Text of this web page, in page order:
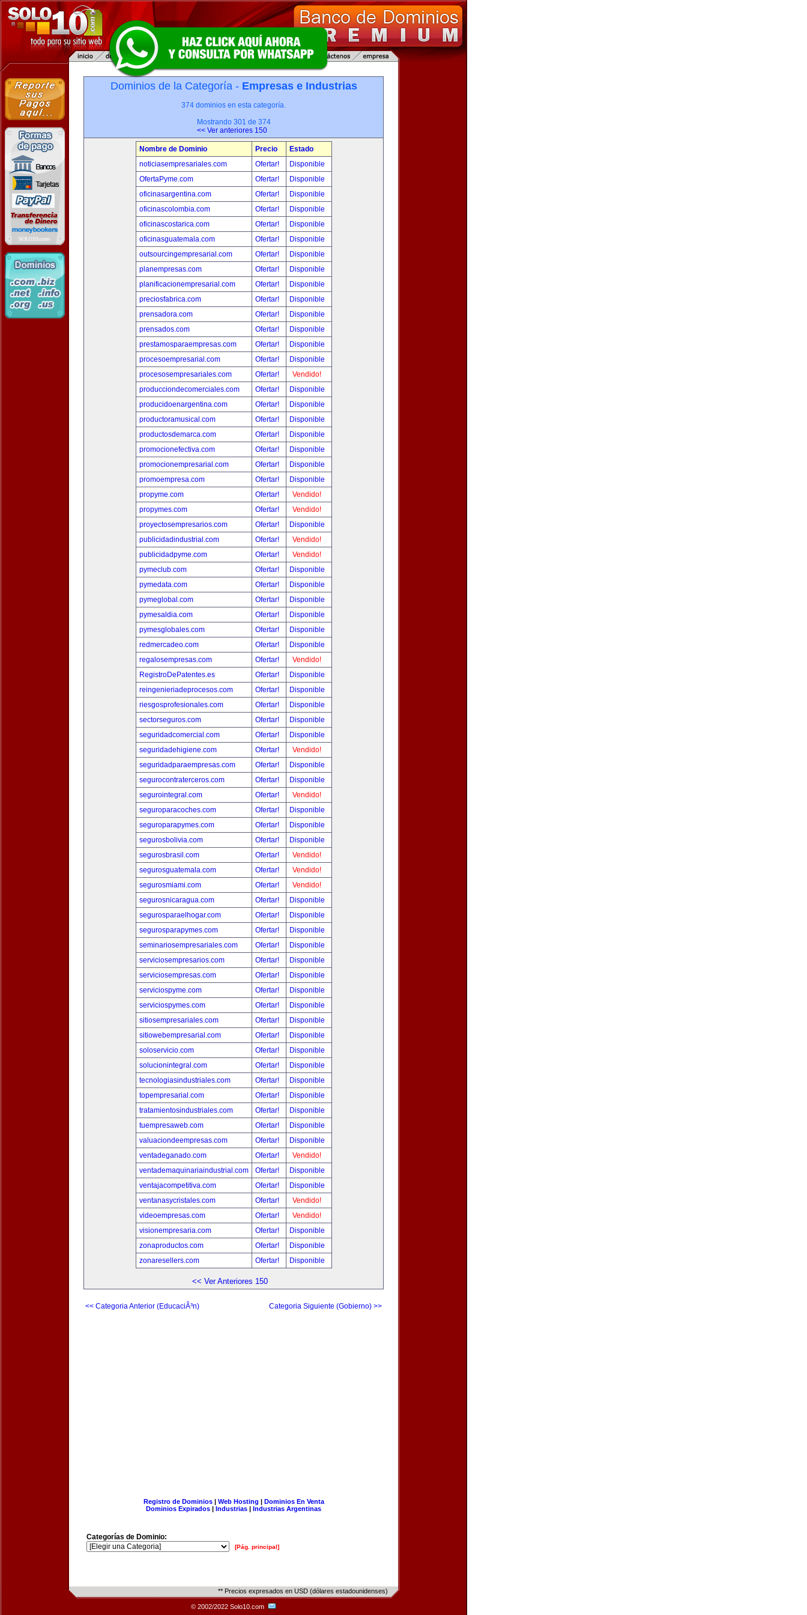
Dominios de la Categoría - Empresas e Industrias
374 dominios en esta categoría.
Mostrando 301 de 374
<< Ver anteriores 150
Nombre de Dominio Precio
Estado
noticiasempresariales.com
Ofertar!
Disponible
OfertaPyme.com
Ofertar!
Disponible
oficinasargentina.com
Ofertar!
Disponible
oficinascolombia.com
Ofertar!
Disponible
oficinascostarica.com
Ofertar!
Disponible
oficinasguatemala.com
Ofertar!
Disponible
outsourcingempresarial.com
Ofertar!
Disponible
planempresas.com
Ofertar!
Disponible
planificacionempresarial.com
Ofertar!
Disponible
preciosfabrica.com
Ofertar!
Disponible
prensadora.com
Ofertar!
Disponible
prensados.com
Ofertar!
Disponible
prestamosparaempresas.com
Ofertar!
Disponible
procesoempresarial.com
Ofertar!
Disponible
procesosempresariales.com
Ofertar!
Vendido!
producciondecomerciales.com
Ofertar!
Disponible
producidoenargentina.com
Ofertar!
Disponible
productoramusical.com
Ofertar!
Disponible
productosdemarca.com
Ofertar!
Disponible
promocionefectiva.com
Ofertar!
Disponible
promocionempresarial.com
Ofertar!
Disponible
promoempresa.com
Ofertar!
Disponible
propyme.com
Ofertar!
Vendido!
propymes.com
Ofertar!
Vendido!
proyectosempresarios.com
Ofertar!
Disponible
publicidadindustrial.com
Ofertar!
Vendido!
publicidadpyme.com
Ofertar!
Vendido!
pymeclub.com
Ofertar!
Disponible
pymedata.com
Ofertar!
Disponible
pymeglobal.com
Ofertar!
Disponible
pymesaldia.com
Ofertar!
Disponible
pymesglobales.com
Ofertar!
Disponible
redmercadeo.com
Ofertar!
Disponible
regalosempresas.com
Ofertar!
Vendido!
RegistroDePatentes.es
Ofertar!
Disponible
reingenieriadeprocesos.com
Ofertar!
Disponible
riesgosprofesionales.com
Ofertar!
Disponible
sectorseguros.com
Ofertar!
Disponible
seguridadcomercial.com
Ofertar!
Disponible
seguridadehigiene.com
Ofertar!
Vendido!
seguridadparaempresas.com
Ofertar!
Disponible
segurocontraterceros.com
Ofertar!
Disponible
segurointegral.com
Ofertar!
Vendido!
seguroparacoches.com
Ofertar!
Disponible
seguroparapymes.com
Ofertar!
Disponible
segurosbolivia.com
Ofertar!
Disponible
segurosbrasil.com
Ofertar!
Vendido!
segurosguatemala.com
Ofertar!
Vendido!
segurosmiami.com
Ofertar!
Vendido!
segurosnicaragua.com
Ofertar!
Disponible
segurosparaelhogar.com
Ofertar!
Disponible
segurosparapymes.com
Ofertar!
Disponible
seminariosempresariales.com
Ofertar!
Disponible
serviciosempresarios.com
Ofertar!
Disponible
serviciosempresas.com
Ofertar!
Disponible
serviciospyme.com
Ofertar!
Disponible
serviciospymes.com
Ofertar!
Disponible
sitiosempresariales.com
Ofertar!
Disponible
sitiowebempresarial.com
Ofertar!
Disponible
soloservicio.com
Ofertar!
Disponible
solucionintegral.com
Ofertar!
Disponible
tecnologiasindustriales.com
Ofertar!
Disponible
topempresarial.com
Ofertar!
Disponible
tratamientosindustriales.com
Ofertar!
Disponible
tuempresaweb.com
Ofertar!
Disponible
valuaciondeempresas.com
Ofertar!
Disponible
ventadeganado.com
Ofertar!
Vendido!
ventademaquinariaindustrial.com
Ofertar!
Disponible
ventajacompetitiva.com
Ofertar!
Disponible
ventanasycristales.com
Ofertar!
Vendido!
videoempresas.com
Ofertar!
Vendido!
visionempresaria.com
Ofertar!
Disponible
zonaproductos.com
Ofertar!
Disponible
zonaresellers.com
Ofertar! Disponible
<< Ver Anteriores 150
<< Categoria Anterior (EducaciÃ³n) Categoria Siguiente (Gobierno) >>
Registro de Dominios| Web Hosting | Dominios En Venta
Dominios Expirados | Industrias | Industrias Argentinas
Categorías de Dominio:
[Pág. principal]
** Precios expresados en USD (dólares estadounidenses)
© 2002/2022 Solo10.com